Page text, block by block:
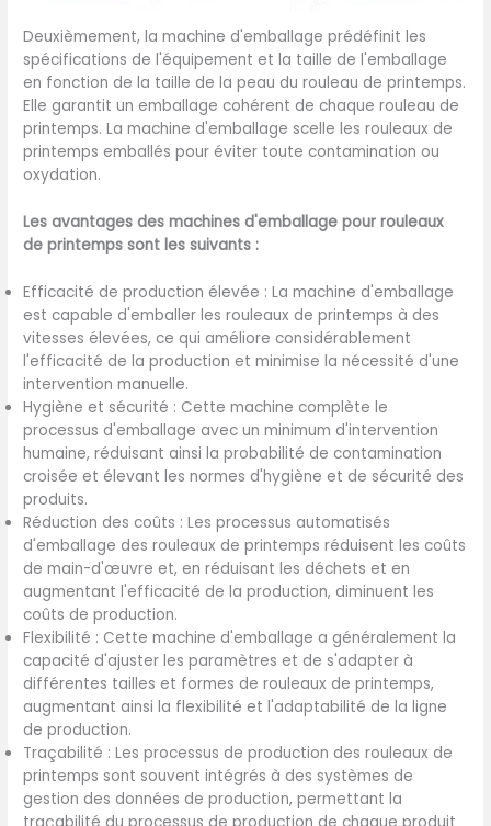
Deuxièmement, la machine d'emballage prédéfinit les
spécifications de l'équipement et la taille de l'emballage
en fonction de la taille de la peau du rouleau de printemps.
Elle garantit un emballage cohérent de chaque rouleau de
printemps. La machine d'emballage scelle les rouleaux de
printemps emballés pour éviter toute contamination ou
oxydation.
Les avantages des machines d'emballage pour rouleaux
de printemps sont les suivants :
Efficacité de production élevée : La machine d'emballage
est capable d'emballer les rouleaux de printemps à des
vitesses élevées, ce qui améliore considérablement
l'efficacité de la production et minimise la nécessité d'une
intervention manuelle.
Hygiène et sécurité : Cette machine complète le
processus d'emballage avec un minimum d'intervention
humaine, réduisant ainsi la probabilité de contamination
croisée et élevant les normes d'hygiène et de sécurité des
produits.
Réduction des coûts : Les processus automatisés
d'emballage des rouleaux de printemps réduisent les coûts
de main-d'œuvre et, en réduisant les déchets et en
augmentant l'efficacité de la production, diminuent les
coûts de production.
Flexibilité : Cette machine d'emballage a généralement la
capacité d'ajuster les paramètres et de s'adapter à
différentes tailles et formes de rouleaux de printemps,
augmentant ainsi la flexibilité et l'adaptabilité de la ligne
de production.
Traçabilité : Les processus de production des rouleaux de
printemps sont souvent intégrés à des systèmes de
gestion des données de production, permettant la